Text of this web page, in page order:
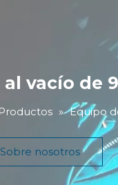
vacío de
Productos » Equipo
Sobre nosotros